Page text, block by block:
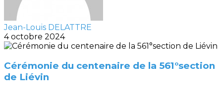
Jean-Louis DELATTRE
4 octobre 2024
Cérémonie du centenaire de la 561°section
de Liévin